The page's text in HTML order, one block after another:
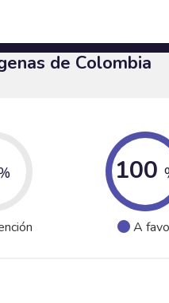
de Colombia
100
A